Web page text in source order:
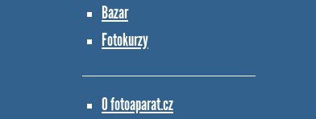
Bazar
Fotokurzy
O fotoaparat.cz